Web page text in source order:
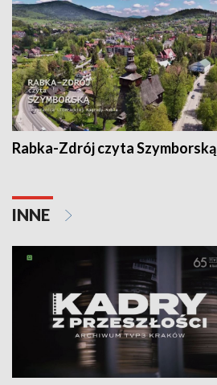
Rabka-Zdrój czyta Szymborską
INNE